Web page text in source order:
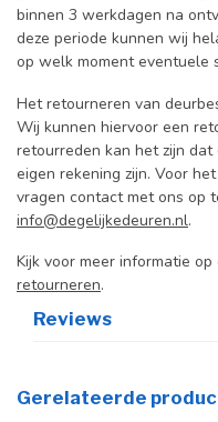
binnen 3 werkdagen na
deze periode kunnen wij
op welk moment eventuele
Het retourneren van
Wij kunnen hiervoor een
retourreden kan het zijn
eigen rekening zijn. Voor
vragen contact met ons op
info@degelijkedeuren.nl.
Kijk voor meer informatie
retourneren.
Reviews
Gerelateerde